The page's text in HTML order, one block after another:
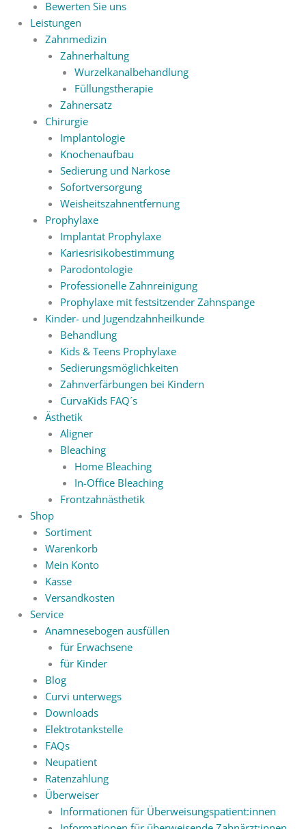
Bewerten Sie uns
Leistungen
Zahnmedizin
Zahnerhaltung
Wurzelkanalbehandlung
Füllungstherapie
Zahnersatz
Chirurgie
Implantologie
Knochenaufbau
Sedierung und Narkose
Sofortversorgung
Weisheitszahnentfernung
Prophylaxe
Implantat Prophylaxe
Kariesrisikobestimmung
Parodontologie
Professionelle Zahnreinigung
Prophylaxe mit festsitzender Zahnspange
Kinder- und Jugendzahnheilkunde
Behandlung
Kids & Teens Prophylaxe
Sedierungsmöglichkeiten
Zahnverfärbungen bei Kindern
CurvaKids FAQ´s
Ästhetik
Aligner
Bleaching
Home Bleaching
In-Office Bleaching
Frontzahnästhetik
Shop
Sortiment
Warenkorb
Mein Konto
Kasse
Versandkosten
Service
Anamnesebogen ausfüllen
für Erwachsene
für Kinder
Blog
Curvi unterwegs
Downloads
Elektrotankstelle
FAQs
Neupatient
Ratenzahlung
Überweiser
Informationen für Überweisungspatient:innen